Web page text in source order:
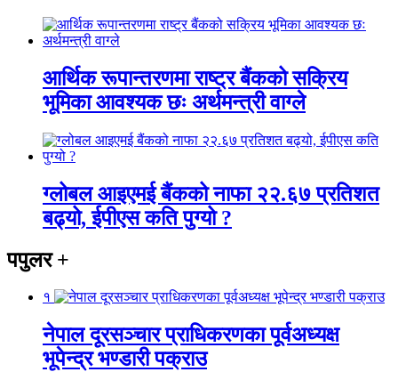
आर्थिक रूपान्तरणमा राष्ट्र बैंकको सक्रिय
भूमिका आवश्यक छः अर्थमन्त्री वाग्ले
ग्लोबल आइएमई बैंकको नाफा २२.६७ प्रतिशत
बढ्यो, ईपीएस कति पुग्यो ?
पपुलर+
१
नेपाल दूरसञ्चार प्राधिकरणका पूर्वअध्यक्ष
भूपेन्द्र भण्डारी पक्राउ